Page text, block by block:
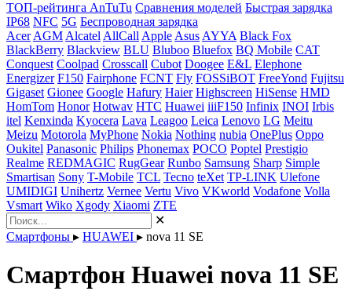
ТОП-рейтинга AnTuTu Сравнения моделей Быстрая зарядка
IP68 NFC 5G Беспроводная зарядка
Acer AGM Alcatel AllCall Apple Asus AYYA Black Fox
BlackBerry Blackview BLU Bluboo Bluefox BQ Mobile CAT
Conquest Coolpad Crosscall Cubot Doogee E&L Elephone
Energizer F150 Fairphone FCNT Fly FOSSiBOT FreeYond Fujitsu
Gigaset Gionee Google Hafury Haier Highscreen HiSense HMD
HomTom Honor Hotwav HTC Huawei iiiF150 Infinix INOI Irbis
itel Kenxinda Kyocera Lava Leagoo Leica Lenovo LG Meitu
Meizu Motorola MyPhone Nokia Nothing nubia OnePlus Oppo
Oukitel Panasonic Philips Phonemax POCO Poptel Prestigio
Realme REDMAGIC RugGear Runbo Samsung Sharp Simple
Smartisan Sony T-Mobile TCL Tecno teXet TP-LINK Ulefone
UMIDIGI Unihertz Vernee Vertu Vivo VKworld Vodafone Volla
Vsmart Wiko Xgody Xiaomi ZTE
✕
Смартфоны ▸ HUAWEI ▸ nova 11 SE
Смартфон Huawei nova 11 SE